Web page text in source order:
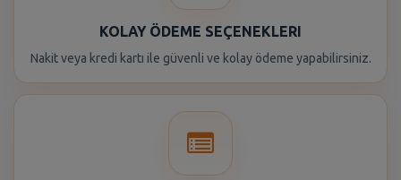
KOLAY ÖDEME SEÇENEKLERI
Nakit veya kredi kartı ile güvenli ve kolay ödeme yapabilirsiniz.